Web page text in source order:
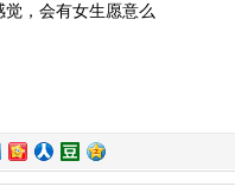
觉，会有女生愿意么